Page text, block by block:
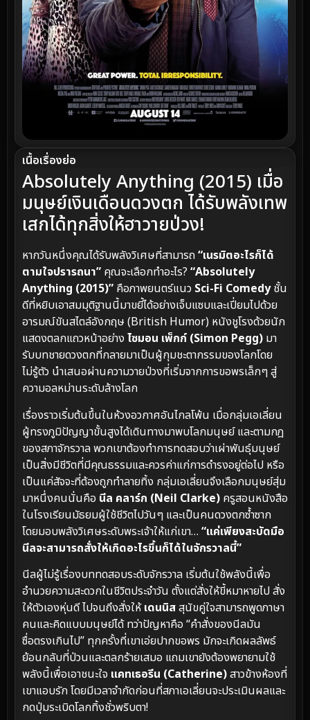
เนื้อเรื่องย่อ
Absolutely Anything (2015) เมื่อ
มนุษย์เงินเดือนดวงตก ได้รับพลังเทพ
เสกได้ทุกสิ่งให้ฮาวายป่วง!
หากวันหนึ่งคุณได้รับพลังวิเศษที่สามารถ“เนรมิตอะไรก็ได้
ตามใจปรารถนา” คุณจะเลือกทำอะไร? “Absolutely
Anything (2015)” คือภาพยนตร์แนว Sci-Fi Comedyชั้น
ดีที่หยิบเอาสมมุติฐานนี้มาขยี้ได้อย่างเจ็บแซบและเปี่ยมไปด้วย
อารมณ์ขันสไตล์อังกฤษ (British Humor) หนังชูโรงด้วยนัก
แสดงตลกแถวหน้าอย่าง ไซมอน เพ็กก์ (Simon Pegg) มา
รับบทชายดวงตกที่กลายมาเป็นผู้กุมชะตากรรมของโลกโดย
ไม่รู้ตัว นำเสนอผ่านความวายป่วงที่เริ่มจากการขอพรเล็กๆ สู่
ความอลหม่านระดับล้างโลก
เรื่องราวเริ่มต้นขึ้นในห้วงอวกาศอันไกลโพ้น เมื่อกลุ่มเอเลี่ยน
ผู้ทรงภูมิปัญญาขั้นสูงได้เดินทางมาพบโลกมนุษย์ และตามกฎ
ของสภาจักรวาล พวกเขาต้องทำการทดสอบว่าเผ่าพันธุ์มนุษย์
เป็นสิ่งมีชีวิตที่มีคุณธรรมและควรค่าแก่การดำรงอยู่ต่อไป หรือ
เป็นแค่สัจจะที่ต้องถูกทำลายทิ้ง กลุ่มเอเลี่ยนจึงเลือกมนุษย์สุ่ม
มาหนึ่งคนนั่นคือ นีล คลาร์ก (Neil Clarke) ครูสอนหนังสือ
ในโรงเรียนมัธยมผู้ใช้ชีวิตไปวันๆ และเป็นคนดวงตกซ้ำซาก
โดยมอบพลังวิเศษระดับพระเจ้าให้แก่เขา… “แค่เพียงสะบัดมือ
นีลจะสามารถสั่งให้เกิดอะไรขึ้นก็ได้ในจักรวาลนี้”
นีลผู้ไม่รู้เรื่องบททดสอบระดับจักรวาล เริ่มต้นใช้พลังนี้เพื่อ
อำนวยความสะดวกในชีวิตประจำวัน ตั้งแต่สั่งให้ขี้หมาหายไป สั่ง
ให้ตัวเองหุ่นดี ไปจนถึงสั่งให้เดนนิสสุนัขคู่ใจสามารถพูดภาษา
คนและคิดแบบมนุษย์ได้ ทว่าปัญหาคือ “คำสั่งของนีลมัน
ซื่อตรงเกินไป” ทุกครั้งที่เขาเอ่ยปากขอพร มักจะเกิดผลลัพธ์
ย้อนกลับที่ป่วนและตลกร้ายเสมอ แถมเขายังต้องพยายามใช้
พลังนี้เพื่อเอาชนะใจ แคทเธอรีน (Catherine)สาวข้างห้องที่
เขาแอบรัก โดยมีเวลาจำกัดก่อนที่สภาเอเลี่ยนจะประเมินผลและ
กดปุ่มระเบิดโลกทิ้งชั่วพริบตา!